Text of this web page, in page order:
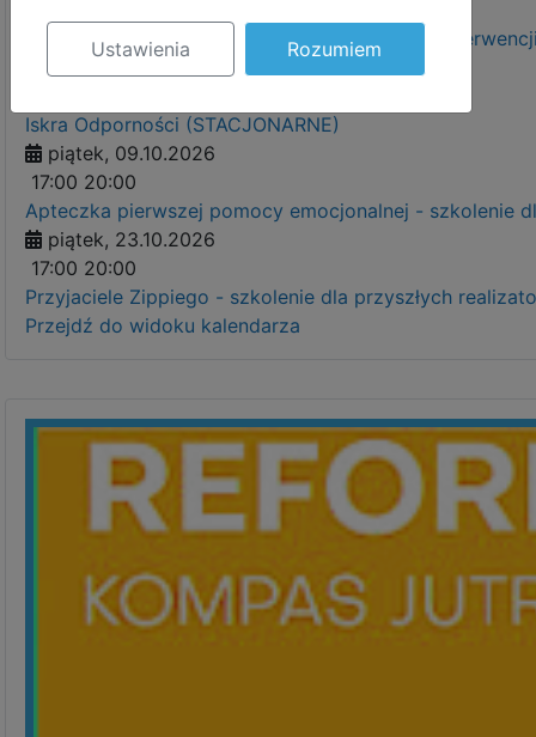
Metoda Wspólnej Sprawy jako pierwszy krok
piątek, 02.10.2026
Iskra Odporności (STACJONARNE)
piątek, 09.10.2026
17:00 20:00
Apteczka pierwszej pomocy emocjonalnej - szkolenie
piątek, 23.10.2026
17:00 20:00
Przyjaciele Zippiego - szkolenie dla przyszłych
Przejdź do widoku kalendarza
Ustawienia Rozumiem